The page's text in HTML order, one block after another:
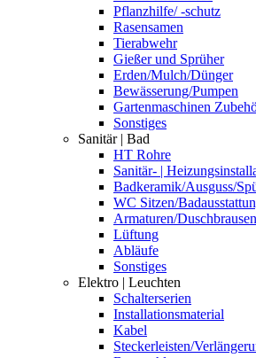
Pflanzhilfe/ -schutz
Rasensamen
Tierabwehr
Gießer und Sprüher
Erden/Mulch/Dünger
Bewässerung/Pumpen
Gartenmaschinen
Sonstiges
Sanitär | Bad
HT Rohre
Sanitär- |
Badkeramik/Ausguss/
WC Sitzen/
Armaturen/Duschbrausen
Lüftung
Abläufe
Sonstiges
Elektro | Leuchten
Schalterserien
Installationsmaterial
Kabel
Steckerleisten/